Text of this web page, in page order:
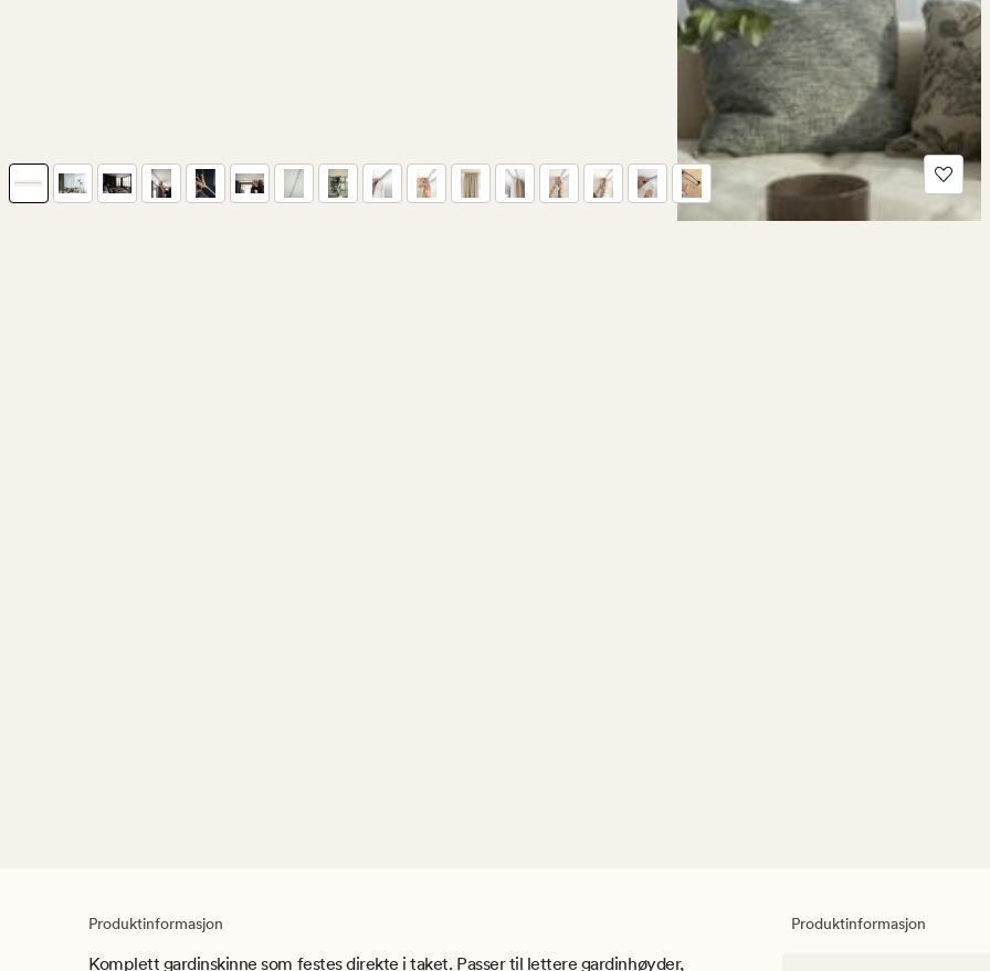
Produktinformasjon
Komplett gardinskinne som festes direkte i taket. Passer til lettere gardinhøyder,
Produktinformasjon